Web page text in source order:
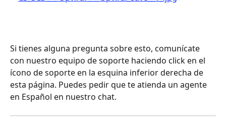
Si tienes alguna pregunta sobre esto, comunícate
con nuestro equipo de soporte haciendo click en el
ícono de soporte en la esquina inferior derecha de
esta página. Puedes pedir que te atienda un agente
en Español en nuestro chat.